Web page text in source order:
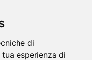
di
esperienza di